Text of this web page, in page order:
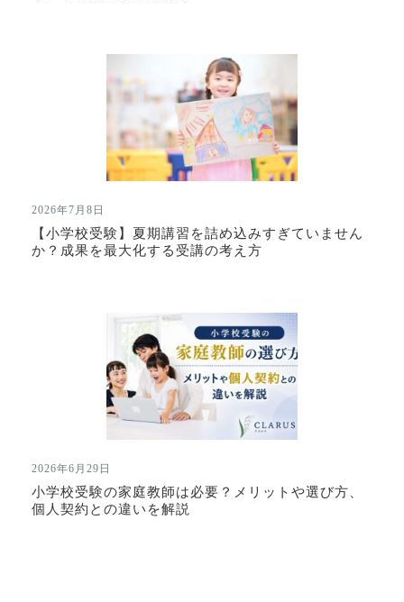
2026年7月8日
【小学校受験】夏期講習を詰め込みすぎていません
か？成果を最大化する受講の考え方
2026年6月29日
小学校受験の家庭教師は必要？メリットや選び方、
個人契約との違いを解説